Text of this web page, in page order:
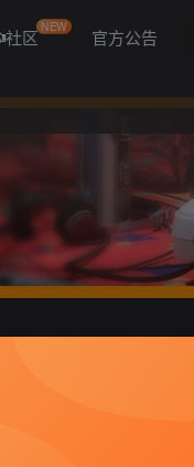
社区NEW 官方公告